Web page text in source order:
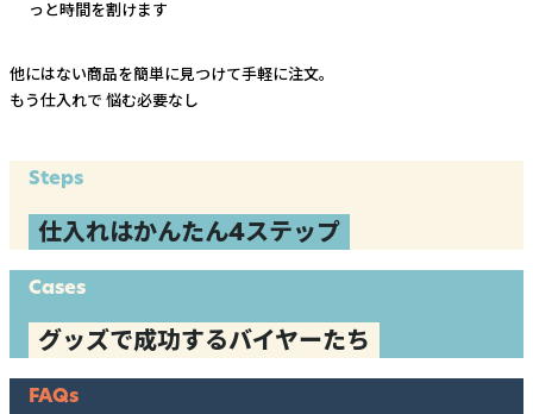
っと時間を割けます
他にはない商品を簡単に見つけて手軽に注文。
もう仕入れで 悩む必要なし
Steps
仕入れはかんたん4ステップ
Cases
グッズで成功するバイヤーたち
FAQs